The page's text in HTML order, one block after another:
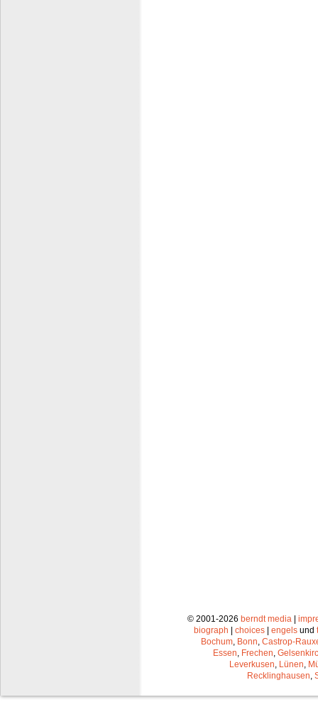
© 2001-2026 berndt media |
biograph | choices | engels und
Bochum Bonn Castrop-
Essen Frechen
Leverkusen Lünen
Recklinghausen